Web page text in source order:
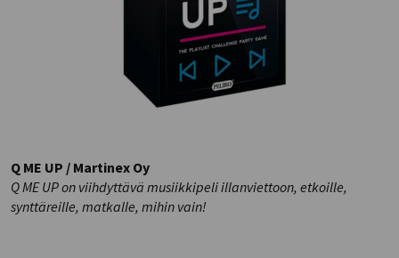
Q ME UP / Martinex Oy
Q ME UP on viihdyttävä musiikkipeli illanviettoon, etkoille,
synttäreille, matkalle, mihin vain!